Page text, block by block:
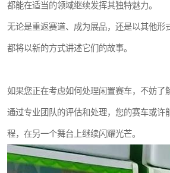
都能在适当的领域继续发挥其独特魅力。
无论是重返赛道、成为展品，还是以其他形
都将以新的方式讲述它们的故事。
如果您正在考虑如何处理闲置赛车，不妨了
通过专业团队的评估和处理，您的赛车或许
程，在另一个舞台上继续闪耀光芒。